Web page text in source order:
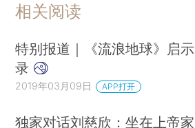
相关阅读
特别报道｜《流浪地球》启示
录
2019年03月09日 APP打开
独家对话刘慈欣：坐在上帝家